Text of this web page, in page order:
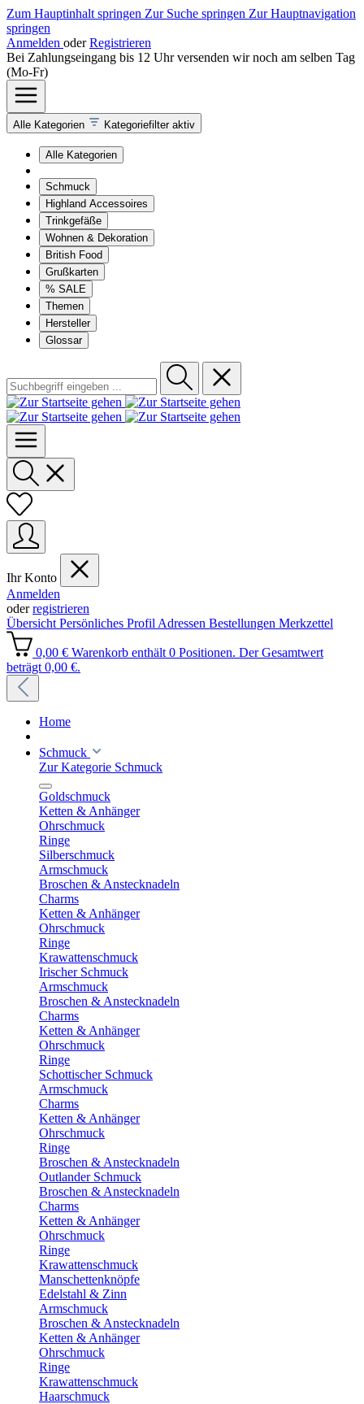
Zum Hauptinhalt springen Zur Suche springen Zur Hauptnavigation
springen
Anmelden oder Registrieren
Bei Zahlungseingang bis 12 Uhr versenden wir noch am selben Tag
(Mo-Fr)
Alle Kategorien Kategoriefilter aktiv
Alle Kategorien
Schmuck
Highland Accessoires
Trinkgefäße
Wohnen & Dekoration
British Food
Grußkarten
% SALE
Themen
Hersteller
Glossar
Ihr Konto
Anmelden
oderregistrieren
Übersicht Persönliches Profil Adressen Bestellungen Merkzettel
0,00 € Warenkorb enthält 0 Positionen. Der Gesamtwert
beträgt 0,00 €.
Home
Schmuck
Zur Kategorie Schmuck
Goldschmuck
Ketten & Anhänger
Ohrschmuck
Ringe
Silberschmuck
Armschmuck
Broschen & Anstecknadeln
Charms
Ketten & Anhänger
Ohrschmuck
Ringe
Krawattenschmuck
Irischer Schmuck
Armschmuck
Broschen & Anstecknadeln
Charms
Ketten & Anhänger
Ohrschmuck
Ringe
Schottischer Schmuck
Armschmuck
Charms
Ketten & Anhänger
Ohrschmuck
Ringe
Broschen & Anstecknadeln
Outlander Schmuck
Broschen & Anstecknadeln
Charms
Ketten & Anhänger
Ohrschmuck
Ringe
Krawattenschmuck
Manschettenknöpfe
Edelstahl & Zinn
Armschmuck
Broschen & Anstecknadeln
Ketten & Anhänger
Ohrschmuck
Ringe
Krawattenschmuck
Haarschmuck